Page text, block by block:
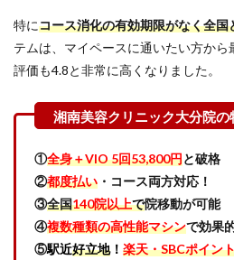
クリ
ニッ
ク大
分院
い口
コミ
査し
た結
果
「コ
スパ
の良
さと
特にコース消化の有効期限がなく全国
テムは、マイペースに通いたい方か
評価も4.8と非常に高くなりました。
①全身＋VIO 5回53,800円と破格
②都度払い ・コース両方対応！
③全国140院以上で院移動が可能
④複数種類の高性能マシンで効果
⑤駅近好立地！ 楽天・SBCポイン